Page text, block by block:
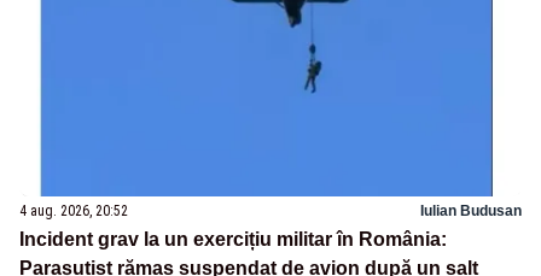
4 aug. 2026, 20:52 Iulian Budusan
Incident grav la un exercițiu militar în România:
Parașutist rămas suspendat de avion după un salt